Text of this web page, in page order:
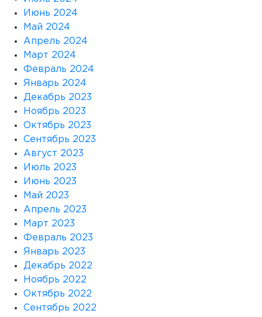
Июнь 2024
Май 2024
Апрель 2024
Март 2024
Февраль 2024
Январь 2024
Декабрь 2023
Ноябрь 2023
Октябрь 2023
Сентябрь 2023
Август 2023
Июль 2023
Июнь 2023
Май 2023
Апрель 2023
Март 2023
Февраль 2023
Январь 2023
Декабрь 2022
Ноябрь 2022
Октябрь 2022
Сентябрь 2022